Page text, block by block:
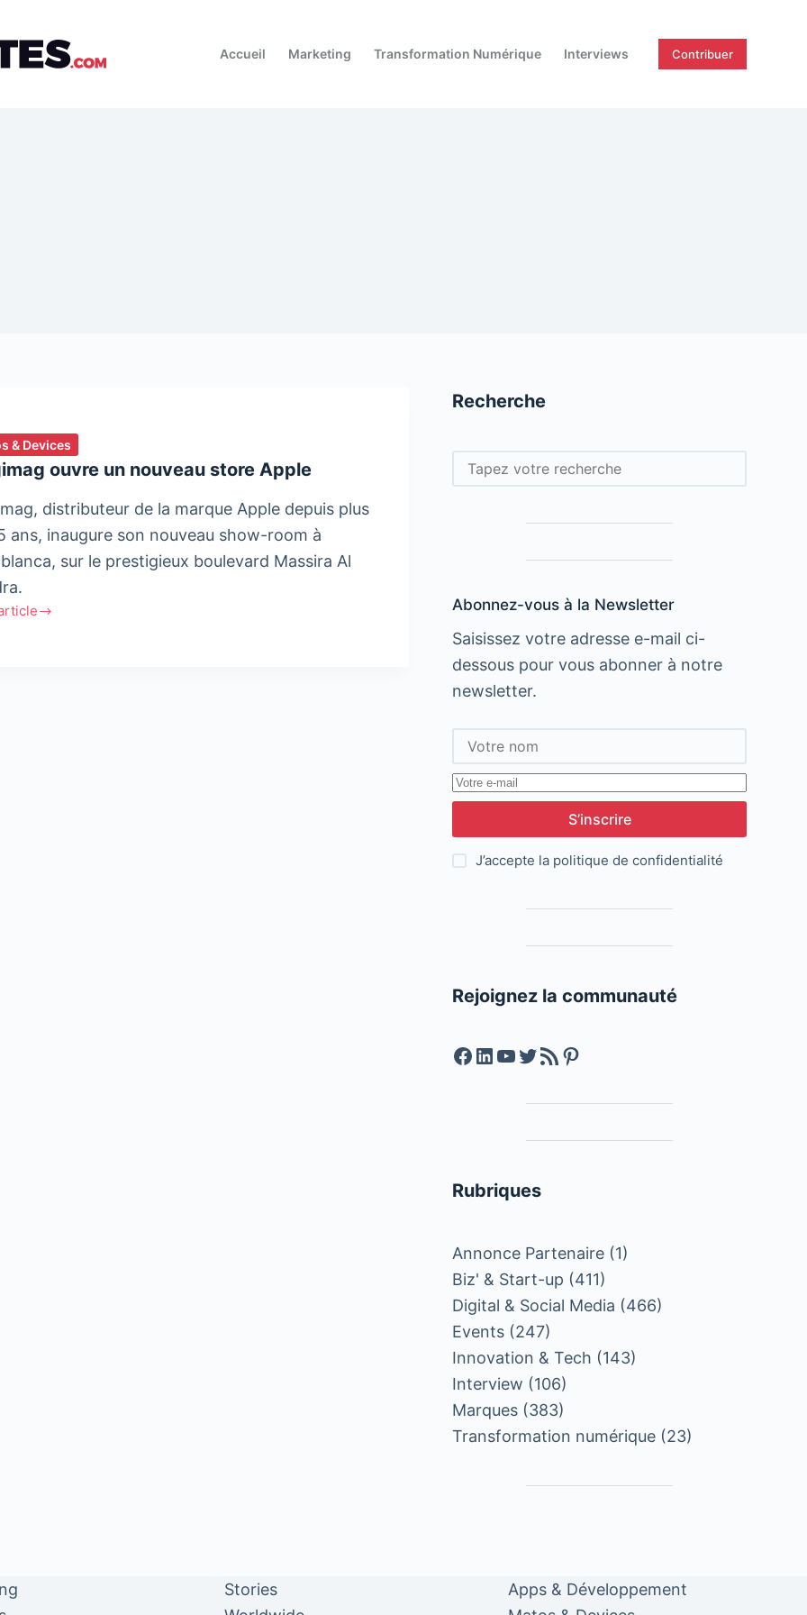
Accueil Marketing Transformation Numérique Interviews Contribuer
& Devices
ouvre un nouveau store Apple
distributeur de la marque Apple depuis plus
ans, inaugure son nouveau show-room à
sur le prestigieux boulevard Massira Al
Recherche
Rechercher
Abonnez-vous à la Newsletter
Saisissez votre adresse e-mail ci-
dessous pour vous abonner à notre
newsletter.
S’inscrire
J’accepte la politique de confidentialité
Rejoignez la communauté
Facebook
LinkedIn
YouTube
Twitter
Feed RSSPinterest
Rubriques
Annonce Partenaire (1)
Biz' & Start-up (411)
Digital & Social Media (466)
Events (247)
Innovation & Tech (143)
Interview (106)
Marques (383)
Transformation numérique (23)
Stories
Apps & Développement